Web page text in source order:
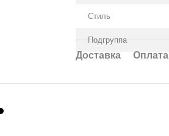
Стиль
Подгруппа
Доставка Оплата